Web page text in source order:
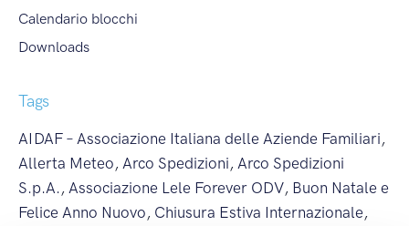
Calendario blocchi
Downloads
Tags
AIDAF – Associazione Italiana delle Aziende Familiari,
Allerta Meteo, Arco Spedizioni, Arco Spedizioni
S.p.A., Associazione Lele Forever ODV, Buon Natale e
Felice Anno Nuovo, Chiusura Estiva Internazionale,